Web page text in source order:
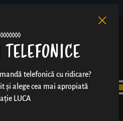
telefonică cu ridicare?
și alege cea mai apropiată
LUCA